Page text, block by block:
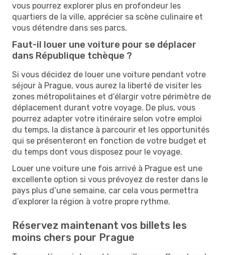
vous pourrez explorer plus en profondeur les
quartiers de la ville, apprécier sa scène culinaire et
vous détendre dans ses parcs.
Faut-il louer une voiture pour se déplacer
dans République tchèque ?
Si vous décidez de louer une voiture pendant votre
séjour à Prague, vous aurez la liberté de visiter les
zones métropolitaines et d’élargir votre périmètre de
déplacement durant votre voyage. De plus, vous
pourrez adapter votre itinéraire selon votre emploi
du temps, la distance à parcourir et les opportunités
qui se présenteront en fonction de votre budget et
du temps dont vous disposez pour le voyage.
Louer une voiture une fois arrivé à Prague est une
excellente option si vous prévoyez de rester dans le
pays plus d’une semaine, car cela vous permettra
d’explorer la région à votre propre rythme.
Réservez maintenant vos billets les
moins chers pour Prague